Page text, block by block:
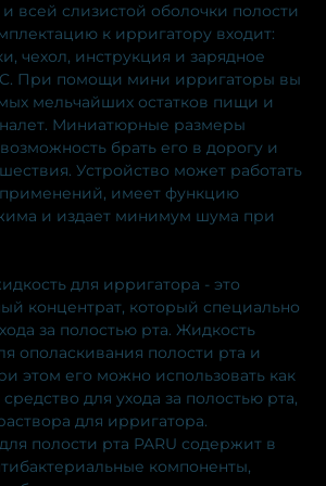
всей слизистой оболочки полости
к ирригатору входит:
чехол, инструкция и зарядное
C. При помощи мини ирригаторы вы
мельчайших остатков пищи и
Миниатюрные размеры
брать его в дорогу и
Устройство может работать
применений, имеет функцию
и издает минимум шума при
для ирригатора - это
концентрат, который специально
за полостью рта. Жидкость
ополаскивания полости рта и
этом его можно использовать как
для ухода за полостью рта,
для ирригатора.
полости рта PARU содержит в
компоненты,